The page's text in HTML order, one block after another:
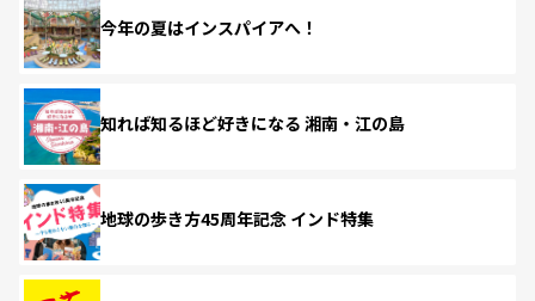
今年の夏はインスパイアへ！
知れば知るほど好きになる 湘南・江の島
地球の歩き方45周年記念 インド特集